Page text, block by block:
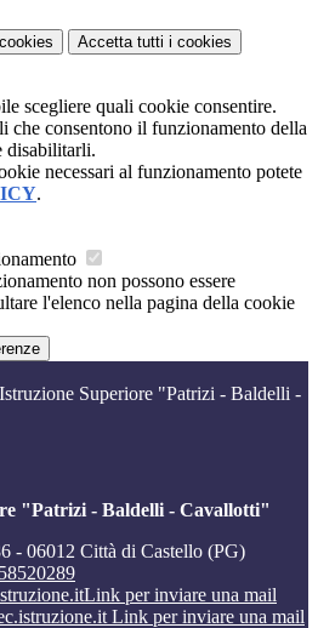
Accetta tutti i cookies
scegliere quali cookie consentire.
che consentono il funzionamento della
disabilitarli.
necessari al funzionamento potete
.
non possono essere
l'elenco nella pagina della cookie
Superiore "Patrizi - Baldelli -
"Patrizi - Baldelli - Cavallotti"
- 06012 Città di Castello (PG)
Link per inviare una mail
Link per inviare una mail